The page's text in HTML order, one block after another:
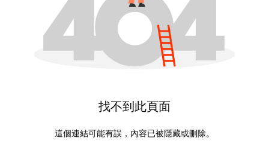
找不到此頁面
這個連結可能有誤，內容已被隱藏或刪除。